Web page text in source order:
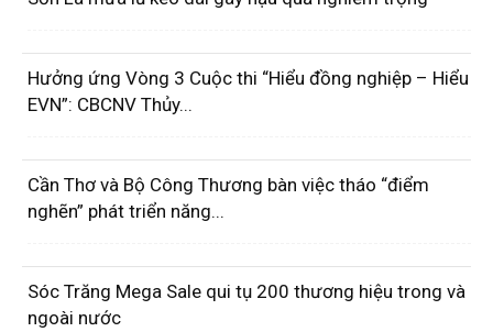
Hưởng ứng Vòng 3 Cuộc thi “Hiểu đồng nghiệp – Hiểu
EVN”: CBCNV Thủy...
Cần Thơ và Bộ Công Thương bàn việc tháo “điểm
nghẽn” phát triển năng...
Sóc Trăng Mega Sale qui tụ 200 thương hiệu trong và
ngoài nước